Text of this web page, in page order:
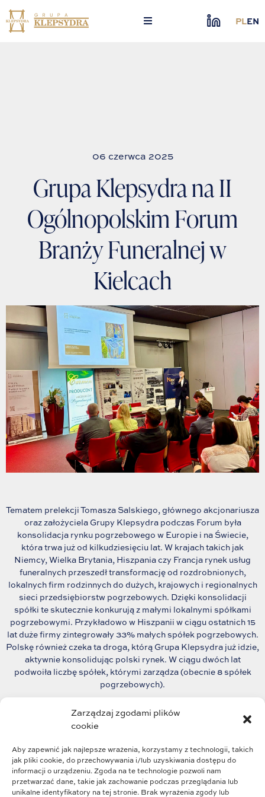
Zarządzaj zgodami plików
cookie
Aby zapewnić jak najlepsze wrażenia, korzystamy z technologii, takich
jak pliki cookie, do przechowywania i/lub uzyskiwania dostępu do
informacji o urządzeniu. Zgoda na te technologie pozwoli nam
przetwarzać dane, takie jak zachowanie podczas przeglądania lub
unikalne identyfikatory na tej stronie. Brak wyrażenia zgody lub
Skip
to
content
PLEN
06 czerwca 2025
Grupa Klepsydra na II
Ogólnopolskim Forum
Branży Funeralnej w
Kielcach
Tematem prelekcji Tomasza Salskiego, głównego akcjonariusza
oraz założyciela Grupy Klepsydra podczas Forum była
konsolidacja rynku pogrzebowego w Europie i na Świecie,
która trwa już od kilkudziesięciu lat. W krajach takich jak
Niemcy, Wielka Brytania, Hiszpania czy Francja rynek usług
funeralnych przeszedł transformację od rozdrobnionych,
lokalnych firm rodzinnych do dużych, krajowych i regionalnych
sieci przedsiębiorstw pogrzebowych. Dzięki konsolidacji
spółki te skutecznie konkurują z małymi lokalnymi spółkami
pogrzebowymi. Przykładowo w Hiszpanii w ciągu ostatnich 15
lat duże firmy zintegrowały 33% małych spółek pogrzebowych.
Polskę również czeka ta droga, którą Grupa Klepsydra już idzie,
aktywnie konsolidując polski rynek. W ciągu dwóch lat
podwoiła liczbę spółek, którymi zarządza (obecnie 8 spółek
pogrzebowych).
Organizatorem konferencji było najstarsze w Polsce
stowarzyszenie branżowe –
Polskie Stowarzyszenie